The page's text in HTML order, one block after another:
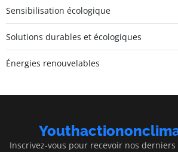
Sensibilisation écologique
Solutions durables et écologiques
Énergies renouvelables
Inscrivez-vous pour recevoir nos